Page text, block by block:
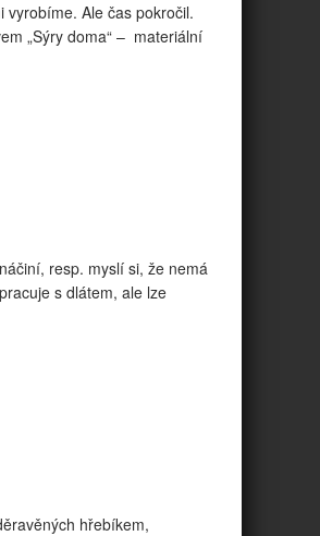
Ale čas pokročil.
„Sýry doma“ – materiální
resp. myslí si, že nemá
s dlátem, ale lze
hřebíkem,